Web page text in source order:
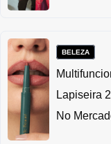
BELEZA
Lapiseira
No